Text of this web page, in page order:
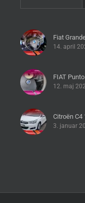
Fiat
14. april
FIAT
12. maj
Citroën C4
3. januar